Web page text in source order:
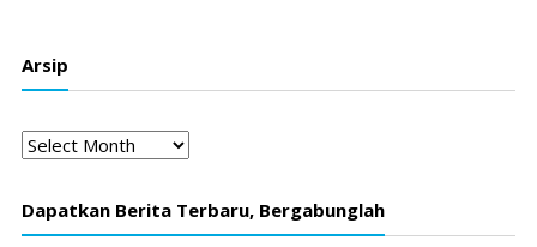
Arsip
Arsip
Dapatkan Berita Terbaru, Bergabunglah